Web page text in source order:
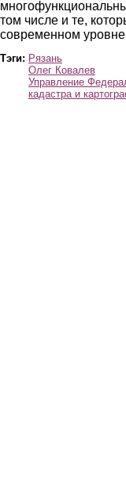
том числе и те,
современном
Тэги: Рязань
Олег Ковалев
Управление
кадастра и